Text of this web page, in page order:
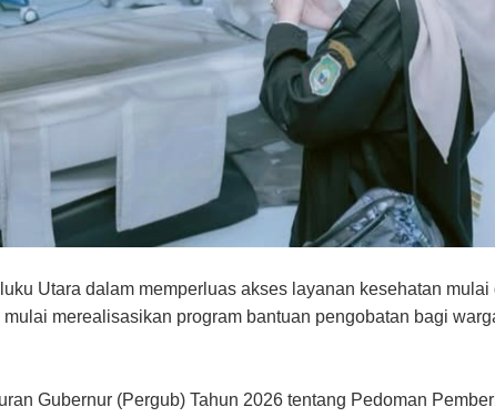
Utara dalam memperluas akses layanan kesehatan
merealisasikan program bantuan pengobatan bagi
Gubernur (Pergub) Tahun 2026 tentang Pedoman